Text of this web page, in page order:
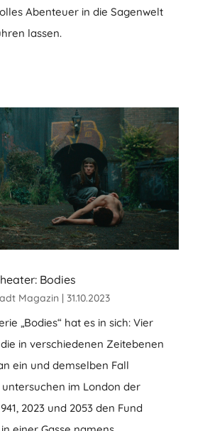
Abenteuer in die Sagenwelt
lassen.
Bodies
Magazin | 31.10.2023
„Bodies“ hat es in sich: Vier
in verschiedenen Zeitebenen
ein und demselben Fall
untersuchen im London der
2023 und 2053 den Fund